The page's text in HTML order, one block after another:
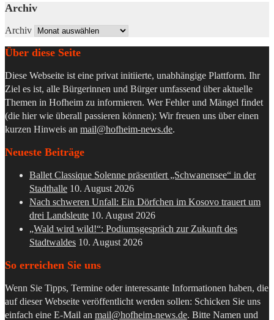
Archiv
Archiv
Über diese Seite
Diese Webseite ist eine privat initiierte, unabhängige Plattform. Ihr
Ziel es ist, alle Bürgerinnen und Bürger umfassend über aktuelle
Themen in Hofheim zu informieren. Wer Fehler und Mängel findet
(die hier wie überall passieren können): Wir freuen uns über einen
kurzen Hinweis an mail@hofheim-news.de.
Neueste Beiträge
Ballet Classique Solenne präsentiert „Schwanensee“ in der
Stadthalle 10. August 2026
Nach schweren Unfall: Ein Dörfchen im Kosovo trauert um
drei Landsleute 10. August 2026
„Wald wird wild!“: Podiumsgespräch zur Zukunft des
Stadtwaldes 10. August 2026
So erreichen Sie uns
Wenn Sie Tipps, Termine oder interessante Informationen haben, die
auf dieser Webseite veröffentlicht werden sollen: Schicken Sie uns
einfach eine E-Mail an mail@hofheim-news.de. Bitte Namen und